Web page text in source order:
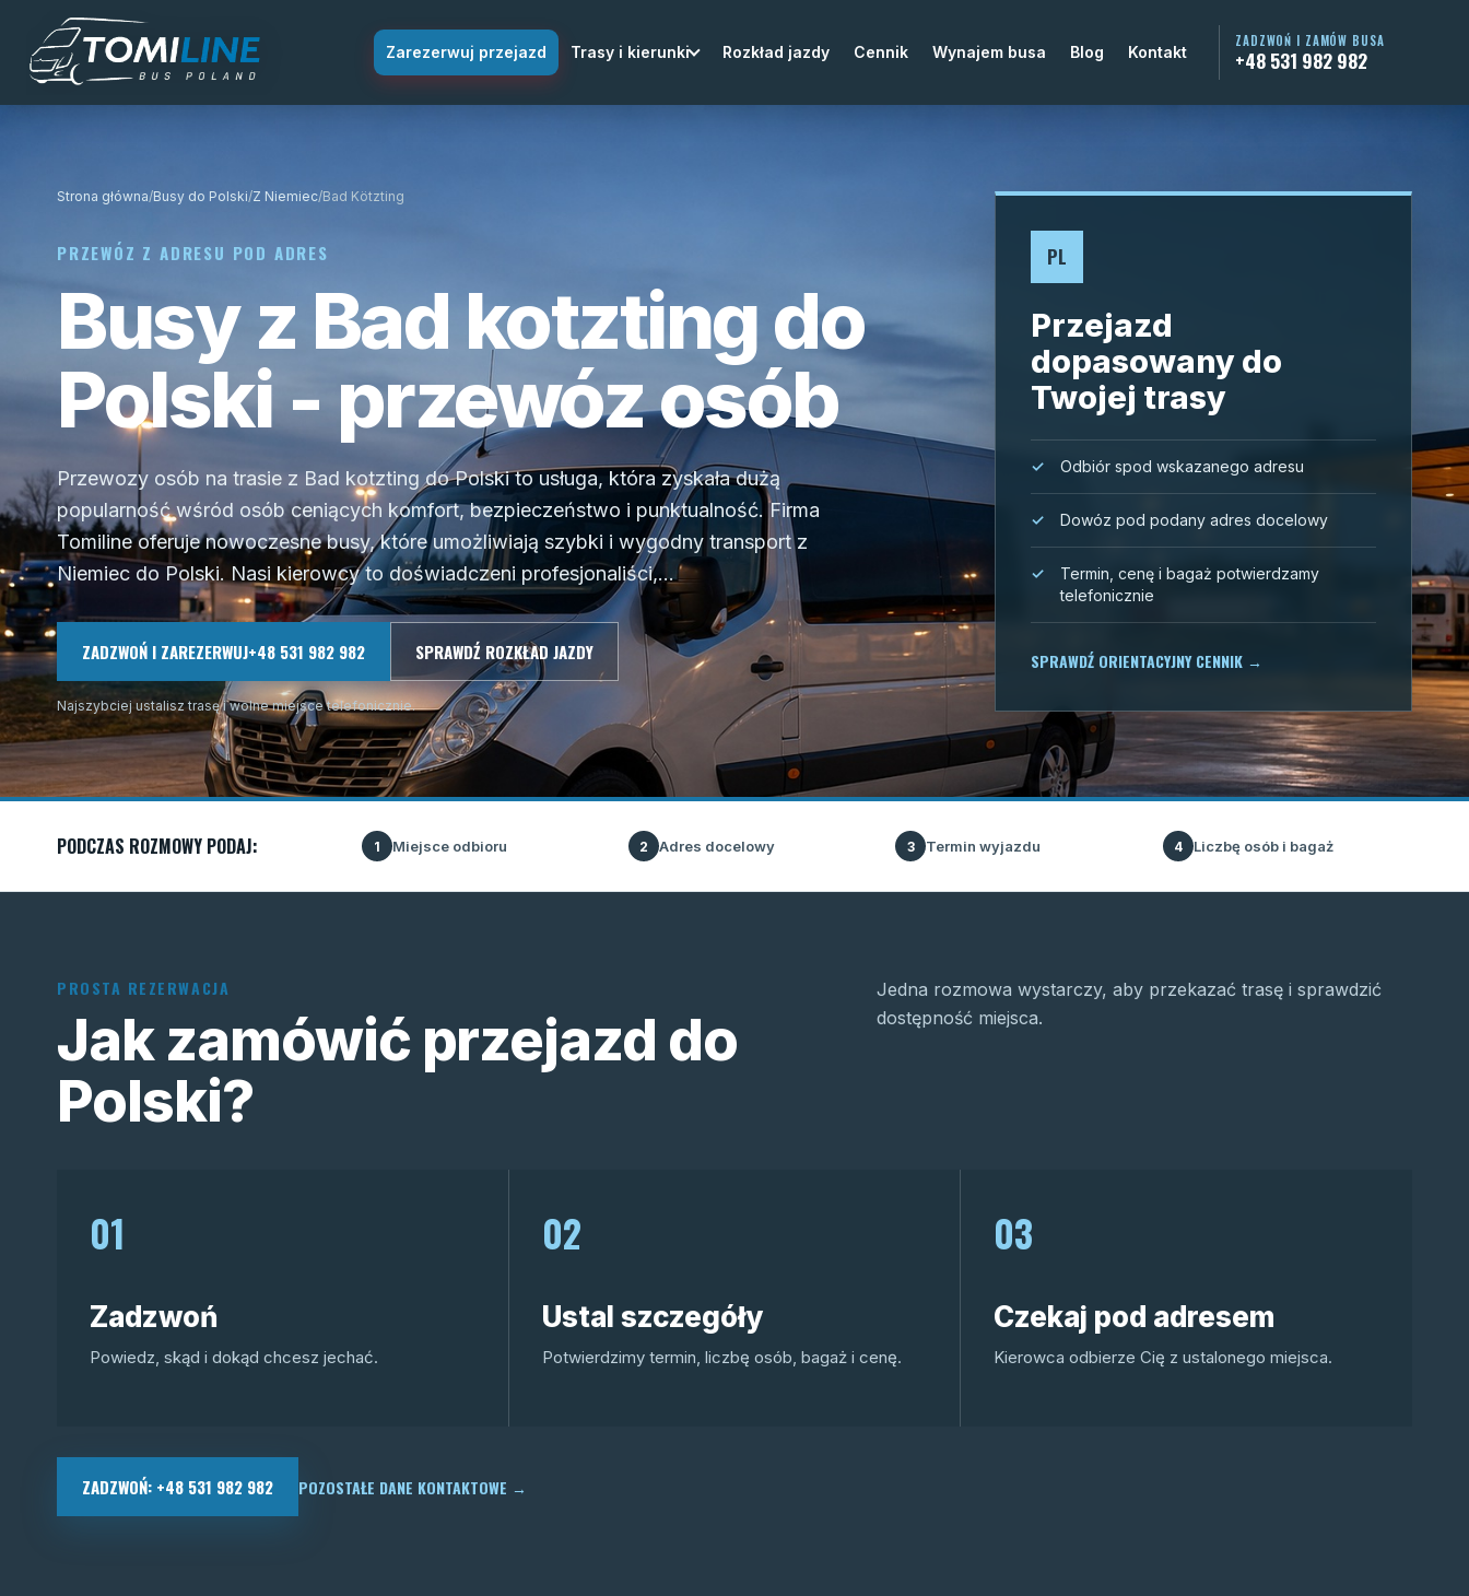
Przejdź do treści
Zarezerwuj przejazd Trasy i kierunki Rozkład jazdy Cennik Wynajem busa Blog Kontakt
ZADZWOŃ I ZAMÓW BUSA
+48 531 982 982
Strona główna/Busy do Polski/Z Niemiec/Bad Kötzting
PRZEWÓZ Z ADRESU POD ADRES
Busy z Bad kotzting do
Polski - przewóz osób
Przewozy osób na trasie z Bad kotzting do Polski to usługa, która zyskała dużą
popularność wśród osób ceniących komfort, bezpieczeństwo i punktualność. Firma
Tomiline oferuje nowoczesne busy, które umożliwiają szybki i wygodny transport z
Niemiec do Polski. Nasi kierowcy to doświadczeni profesjonaliści,...
ZADZWOŃ I ZAREZERWUJ+48 531 982 982 SPRAWDŹ ROZKŁAD JAZDY
Najszybciej ustalisz trasę i wolne miejsce telefonicznie.
PL
Przejazd
dopasowany do
Twojej trasy
Odbiór spod wskazanego adresu
Dowóz pod podany adres docelowy
Termin, cenę i bagaż potwierdzamy
telefonicznie
SPRAWDŹ ORIENTACYJNY CENNIK →
PODCZAS ROZMOWY PODAJ: 1 Miejsce odbioru 2 Adres docelowy 3 Termin wyjazdu 4 Liczbę osób i bagaż
PROSTA REZERWACJA
Jak zamówić przejazd do
Polski?
Jedna rozmowa wystarczy, aby przekazać trasę i sprawdzić
dostępność miejsca.
01
Zadzwoń
Powiedz, skąd i dokąd chcesz jechać.
02
Ustal szczegóły
Potwierdzimy termin, liczbę osób, bagaż i cenę.
03
Czekaj pod adresem
Kierowca odbierze Cię z ustalonego miejsca.
ZADZWOŃ: +48 531 982 982 POZOSTAŁE DANE KONTAKTOWE →